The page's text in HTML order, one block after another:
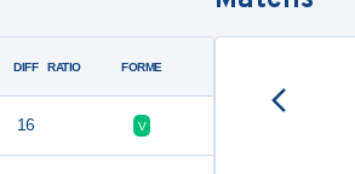
DIFF RATIO FORME
16 V